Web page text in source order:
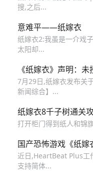
搜,之后...
意难平——纸嫁衣
纸嫁衣2:我虽是一介戏
太阳却...
《纸嫁衣》声明：
7月29日,纸嫁衣发布关
新闻综合】...
纸嫁衣8千子树通关
打开柜门得到纸人和锦
国产恐怖游戏《纸嫁
近日,HeartBeat Plus工
支持简体...